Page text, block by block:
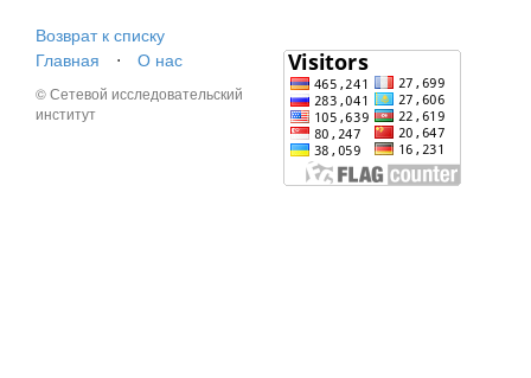
Возврат к списку
Главная
⋅ О нас
© Сетевой исследовательский
институт